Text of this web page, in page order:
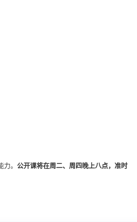
。 公开课将在周二、周四晚上八点，准时